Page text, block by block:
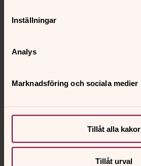
Inställningar
Analys
Marknadsföring och sociala medier
Tillåt alla kakor
Tillåt urval
Kontakt
Kalender